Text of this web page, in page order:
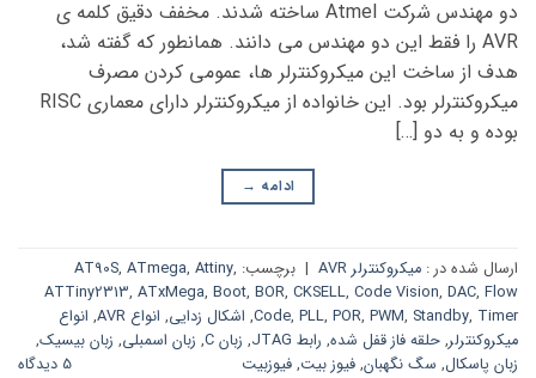
دو مهندس شرکت Atmel ساخته شدند. مخفف دقیق کلمه ی
AVR را فقط این دو مهندس می دانند. همانطور که گفته شد،
هدف از ساخت این میکروکنترلر ها، عمومی کردن مصرف
میکروکنترلر بود. این خانواده از میکروکنترلر دارای معماری RISC
بوده و به دو […]
ادامه →
ارسال شده در : میکروکنترلر AVR | برچسب: AT90S, ATmega, Attiny,
ATTiny2313, ATxMega, Boot, BOR, CKSELL, Code Vision, DAC, Flow
Code, PLL, POR, PWM, Standby, Timer
, اشکال زدایی, انواع AVR , انواع
میکروکنترلر, حلقه فاز قفل شده, رابط JTAG , زبان C , زبان اسمبلی, زبان بیسیک,
زبان پاسکال, سگ نگهبان, فیوز بیت, فیوزبیت 5 دیدگاه